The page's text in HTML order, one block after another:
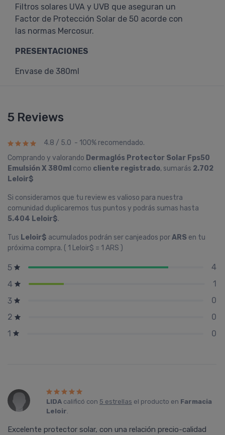
Filtros solares UVA y UVB que aseguran un
Factor de Protección Solar de 50 acorde con
las normas Mercosur.
PRESENTACIONES
Envase de 380ml
5 Reviews
4.8 / 5.0 - 100% recomendado.
Comprando y valorando Dermaglós Protector Solar Fps50
Emulsión X 380ml como cliente registrado, sumarás 2.702
Leloir$
Si consideramos que tu review es valioso para nuestra
comunidad duplicaremos tus puntos y podrás sumas hasta
5.404 Leloir$.
Tus Leloir$ acumulados podrán ser canjeados porARS en tu
próxima compra. ( 1 Leloir$ = 1 ARS )
5
4
4
1
3
0
2
0
1
0
LIDAcalificó con 5 estrellas el producto en Farmacia
Leloir.
Excelente protector solar, con una relación precio-calidad